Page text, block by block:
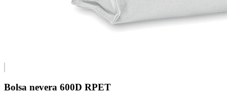
Bolsa nevera 600D RPET